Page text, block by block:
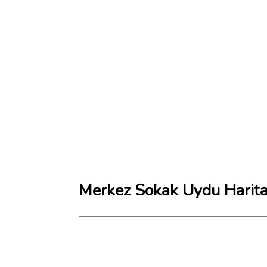
Merkez Sokak Uydu